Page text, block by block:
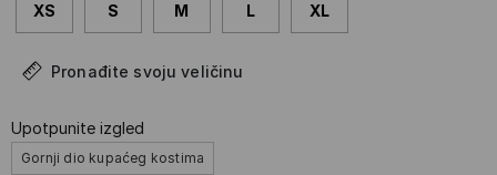
XS S M L XL
Pronađite svoju veličinu
Upotpunite izgled
Gornji dio kupaćeg kostima